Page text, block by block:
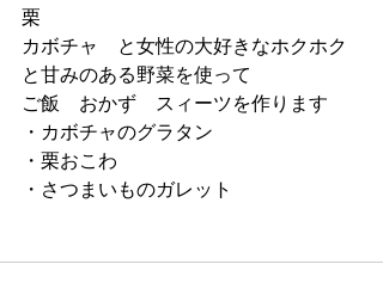
栗
カボチャ　と女性の大好きなホクホク
と甘みのある野菜を使って
ご飯　おかず　スィーツを作ります
・カボチャのグラタン
・栗おこわ
・さつまいものガレット